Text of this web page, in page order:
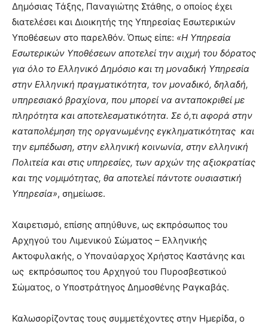
Δημόσιας Τάξης, Παναγιώτης Στάθης, ο οποίος έχει
διατελέσει και Διοικητής της Υπηρεσίας Εσωτερικών
Υποθέσεων στο παρελθόν. Όπως είπε: «Η Υπηρεσία
Εσωτερικών Υποθέσεων αποτελεί την αιχμή του δόρατος
για όλο το Ελληνικό Δημόσιο και τη μοναδική Υπηρεσία
στην Ελληνική πραγματικότητα, τον μοναδικό, δηλαδή,
υπηρεσιακό βραχίονα, που μπορεί να ανταποκριθεί με
πληρότητα και αποτελεσματικότητα. Σε ό,τι αφορά στην
καταπολέμηση της οργανωμένης εγκληματικότητας και
την εμπέδωση, στην ελληνική κοινωνία, στην ελληνική
Πολιτεία και στις υπηρεσίες, των αρχών της αξιοκρατίας
και της νομιμότητας, θα αποτελεί πάντοτε ουσιαστική
Υπηρεσία», σημείωσε.
Χαιρετισμό, επίσης απηύθυνε, ως εκπρόσωπος του
Αρχηγού του Λιμενικού Σώματος – Ελληνικής
Ακτοφυλακής, ο Υποναύαρχος Χρήστος Καστάνης και
ως εκπρόσωπος του Αρχηγού του Πυροσβεστικού
Σώματος, ο Υποστράτηγος Δημοσθένης Ραγκαβάς.
Καλωσορίζοντας τους συμμετέχοντες στην Ημερίδα, ο